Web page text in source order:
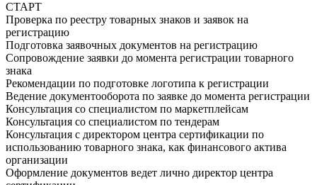
СТАРТ
Проверка по реестру товарных знаков и заявок на
регистрацию
Подготовка заявочных документов на регистрацию
Сопровождение заявки до момента регистрации товарного
знака
Рекомендации по подготовке логотипа к регистрации
Ведение документооборота по заявке до момента регистрации
Консультация со специалистом по маркетплейсам
Консультация со специалистом по тендерам
Консультация с директором центра сертификации по
использованию товарного знака, как финансового актива
организации
Оформление документов ведет лично директор центра